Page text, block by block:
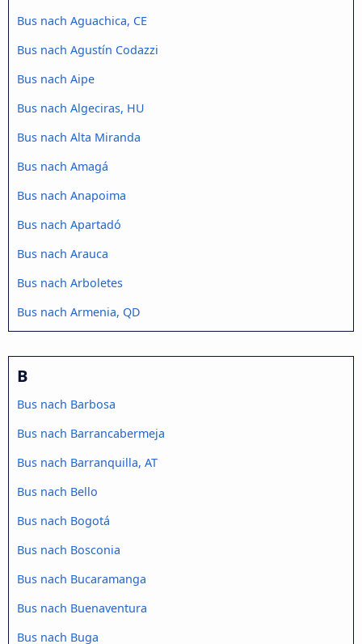
Bus nach Aguachica, CE
Bus nach Agustín Codazzi
Bus nach Aipe
Bus nach Algeciras, HU
Bus nach Alta Miranda
Bus nach Amagá
Bus nach Anapoima
Bus nach Apartadó
Bus nach Arauca
Bus nach Arboletes
Bus nach Armenia, QD
B
Bus nach Barbosa
Bus nach Barrancabermeja
Bus nach Barranquilla, AT
Bus nach Bello
Bus nach Bogotá
Bus nach Bosconia
Bus nach Bucaramanga
Bus nach Buenaventura
Bus nach Buga